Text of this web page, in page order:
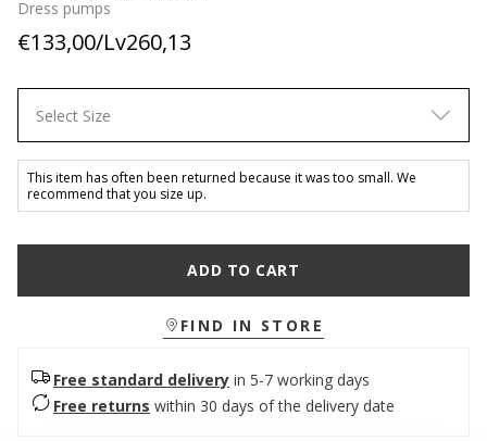
Dress pumps
€133,00/Lv260,13
Select Size
This item has often been returned because it was too small. We
recommend that you size up.
ADD TO CART
FIND IN STORE
Free standard delivery in 5-7 working days
Free returns within 30 days of the delivery date